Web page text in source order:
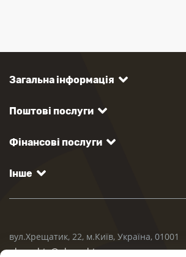
Загальна інформація
Поштові послуги
Фінансові послуги
Інше
вул.Хрещатик, 22, м.Київ, Україна, 01001
ukrposhta@ukrposhta.ua